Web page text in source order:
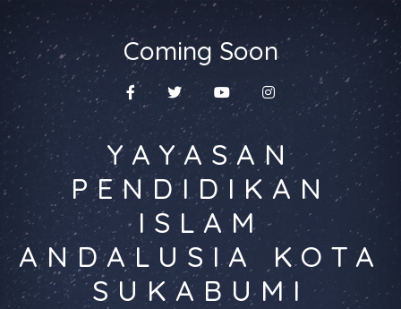
Coming Soon
YAYASAN
PENDIDIKAN
ISLAM
ANDALUSIA KOTA
SUKABUMI